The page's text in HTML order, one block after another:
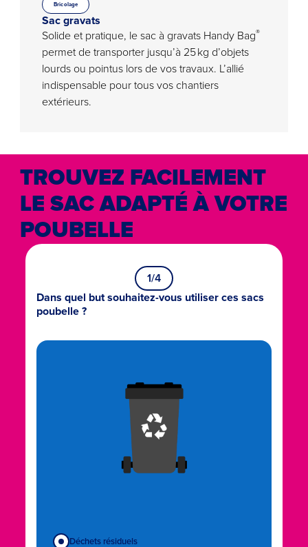
Bricolage
Sac gravats
Solide et pratique, le sac à gravats Handy Bag®
permet de transporter jusqu’à 25 kg d’objets
lourds ou pointus lors de vos travaux. L’allié
indispensable pour tous vos chantiers
extérieurs.
TROUVEZ FACILEMENT
LE SAC ADAPTÉ À VOTRE
POUBELLE
1/4
Dans quel but souhaitez-vous utiliser ces sacs
poubelle ?
Déchets résiduels